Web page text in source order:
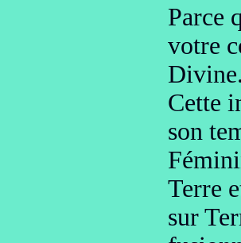
Parce
votre
Divine.
Cette
son
Terre
sur